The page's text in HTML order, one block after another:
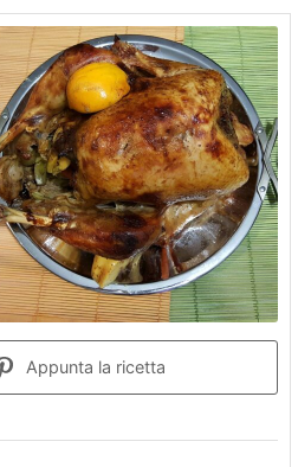
Appunta la ricetta